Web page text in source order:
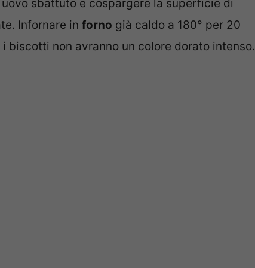
sbattuto e cospargere la superficie di
Infornare in forno già caldo a 180° per 20
biscotti non avranno un colore dorato intenso.